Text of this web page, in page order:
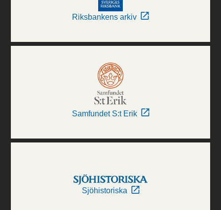
Riksbankens arkiv
Samfundet S:t Erik
Sjöhistoriska